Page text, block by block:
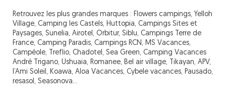
Retrouvez les plus grandes marques : Flowers campings, Yelloh
Village, Camping les Castels, Huttopia, Campings Sites et
Paysages, Sunelia, Airotel, Orbitur, Siblu, Campings Terre de
France, Camping Paradis, Campings RCN, MS Vacances,
Campéole, Treflio, Chadotel, Sea Green, Camping Vacances
André Trigano, Ushuaia, Romanee, Bel air village, Tikayan, APV,
l’Ami Soleil, Koawa, Aloa Vacances, Cybele vacances, Pausado,
resasol, Seasonova…